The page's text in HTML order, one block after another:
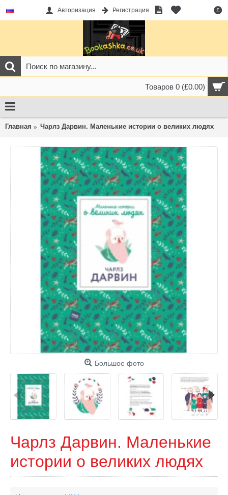
£
Авторизация Регистрация
Товаров 0 (£0.00)
Главная Чарлз Дарвин. Маленькие истории о великих людях
Большое фото
Чарлз Дарвин. Маленькие
истории о великих людях